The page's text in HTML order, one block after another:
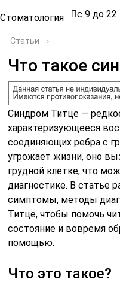
Стоматология с 9 до 22
Статьи ›
Что такое
Синдром Титце —
характеризующееся
соединяющих ребра с
угрожает жизни, оно
грудной клетке, что
диагностике. В статье
симптомы, методы
Титце, чтобы помочь
состояние и вовремя
помощью.
Что это такое?